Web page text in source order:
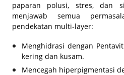
paparan polusi, stres, dan
menjawab semua
pendekatan multi-layer:
Menghidrasi dengan
kering dan kusam.
Mencegah hiperpigmentasi